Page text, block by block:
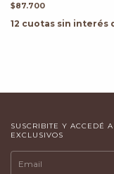
$87.700
12 cuotas sin interés
SUSCRIBITE Y ACCEDÉ
EXCLUSIVOS